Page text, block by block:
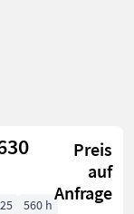
Preis
auf
Anfrage
560 h